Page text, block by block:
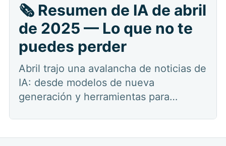
🗞️ Resumen de IA de abril
de 2025 — Lo que no te
puedes perder
Abril trajo una avalancha de noticias de
IA: desde modelos de nueva
generación y herramientas para
ciberseguridad y aplicaciones para